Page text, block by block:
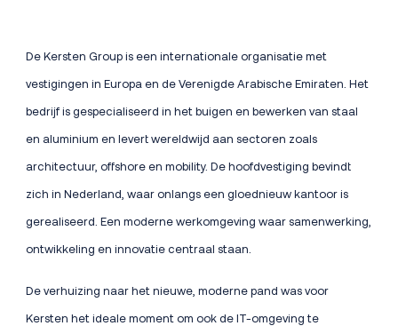
De Kersten Group is een internationale organisatie met
vestigingen in Europa en de Verenigde Arabische Emiraten. Het
bedrijf is gespecialiseerd in het buigen en bewerken van staal
en aluminium en levert wereldwijd aan sectoren zoals
architectuur, offshore en mobility. De hoofdvestiging bevindt
zich in Nederland, waar onlangs een gloednieuw kantoor is
gerealiseerd. Een moderne werkomgeving waar samenwerking,
ontwikkeling en innovatie centraal staan.
De verhuizing naar het nieuwe, moderne pand was voor
Kersten het ideale moment om ook de IT-omgeving te